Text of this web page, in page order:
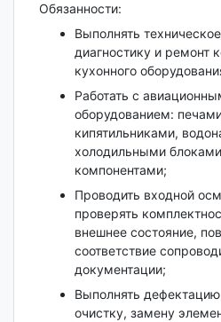
Обязанности:
Выполнять
диагностику и ремонт
кухонного
Работать с
оборудованием:
кипятильниками,
холодильными
компонентами;
Проводить входной
проверять
внешнее состояние,
соответствие
документации;
Выполнять
очистку, замену